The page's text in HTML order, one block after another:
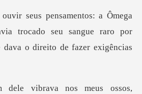
trocado seu sangue raro por
ibrava nos meus ossos,